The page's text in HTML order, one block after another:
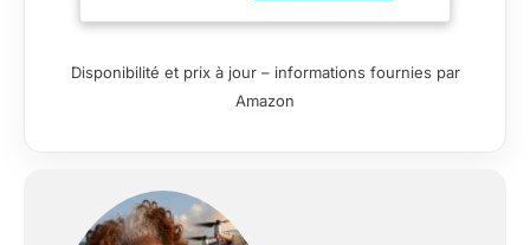
l’écran avec le stylet
Canvas
Disponibilité et prix à jour – informations fournies par
Amazon